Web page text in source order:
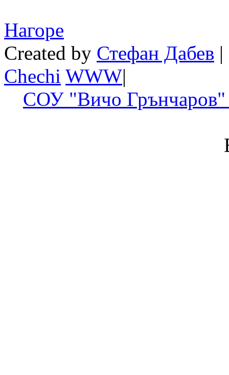
Нагоре
Created by Стефан Дабев
Chechi WWW|
СОУ "Вичо Грънчаров"